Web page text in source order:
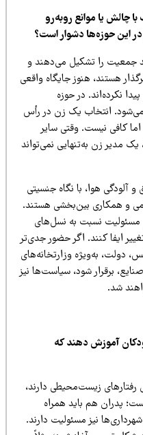
یا موانع روبه‌رو
حوزه‌ها دشوار است؟
۵۰ درصد جمعیت را تشکیل می‌دهند و
هنوز جایگاه واقعی
در حوزه
انتخاب یک زن در رأس
نیست. وقتی سایر
زن به‌تنهایی نمی‌تواند
هوا، با نگاه جنسیتی
بین‌بخشی هستند.
نسبت به نسل‌های
کنند. اگر حضور جدی‌تر
به‌ویژه وزارتخانه‌های
شود، سیاست‌ها نیز
آموزش دهند که
زیست‌محیطی دارند،
هم باید همراه
نیز مسئولیت دارند.